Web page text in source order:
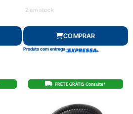
2 em stock
COMPRAR
Produto com entrega
FRETE GRÁTIS Consulte*